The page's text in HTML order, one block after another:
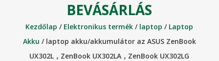
BEVÁSÁRLÁS
Kezdőlap / Elektronikus termék / laptop / Laptop
Akku / laptop akku/akkumulátor az ASUS ZenBook
UX302L，ZenBook UX302LA，ZenBook UX302LG